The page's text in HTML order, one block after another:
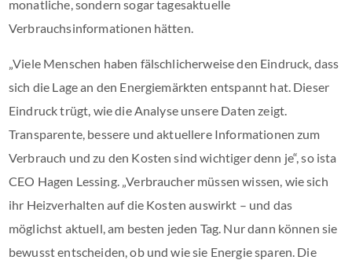
monatliche, sondern sogar tagesaktuelle
Verbrauchsinformationen hätten.
„Viele Menschen haben fälschlicherweise den Eindruck, dass
sich die Lage an den Energiemärkten entspannt hat. Dieser
Eindruck trügt, wie die Analyse unsere Daten zeigt.
Transparente, bessere und aktuellere Informationen zum
Verbrauch und zu den Kosten sind wichtiger denn je“, so ista
CEO Hagen Lessing. „Verbraucher müssen wissen, wie sich
ihr Heizverhalten auf die Kosten auswirkt – und das
möglichst aktuell, am besten jeden Tag. Nur dann können sie
bewusst entscheiden, ob und wie sie Energie sparen. Die